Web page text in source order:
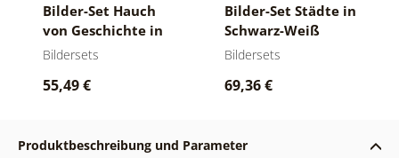
Bilder-Set Hauch
von Geschichte in
Schwarz-Weiß
Bildersets
55,49 €
Bilder-Set Städte in
Schwarz-Weiß
Bildersets
69,36 €
Produktbeschreibung und Parameter